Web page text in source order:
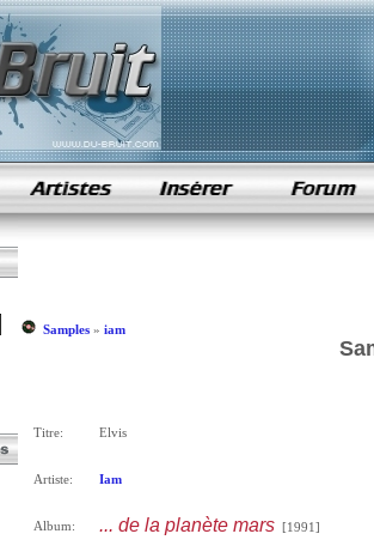
samples de rap
Samples» iam
Titre: Elvis
Artiste: Iam
Album: ... de la planète mars[1991]